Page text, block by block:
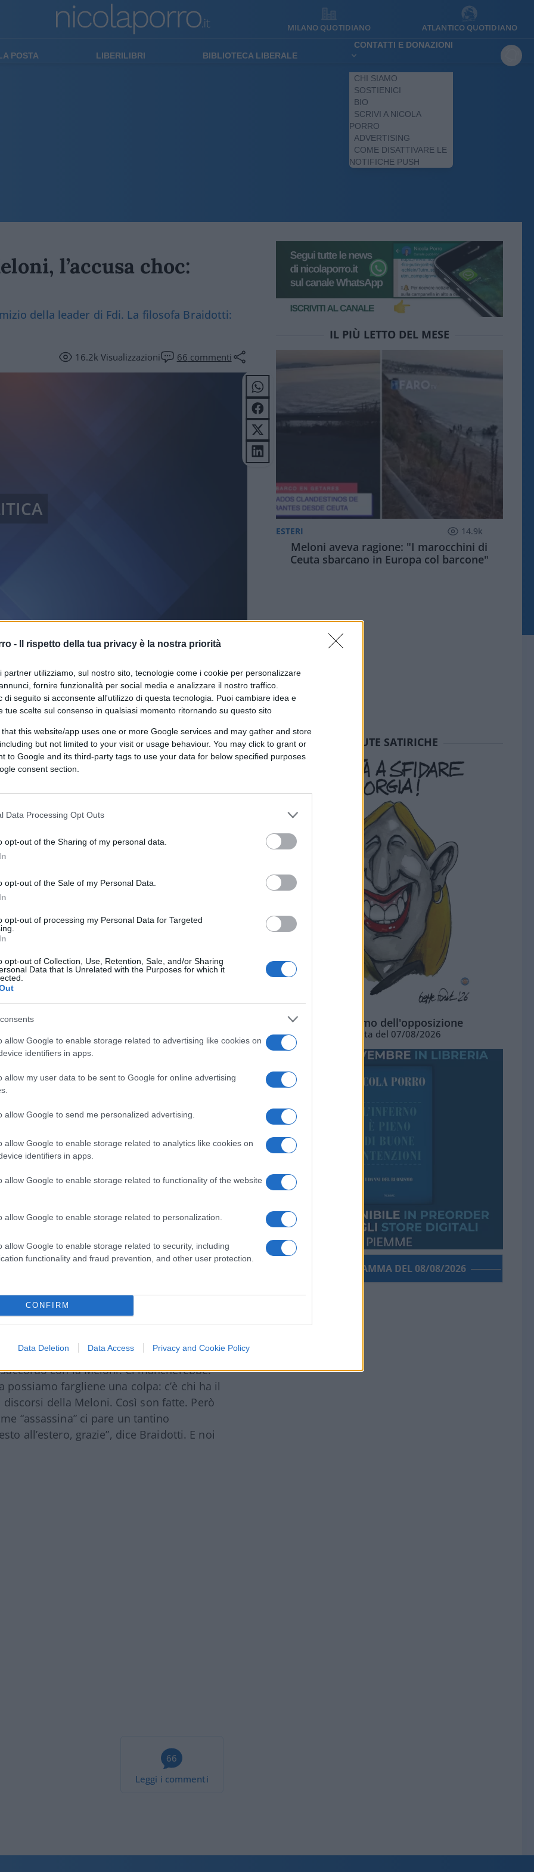
- Il rispetto della tua privacy è la nostra priorità
partner utilizziamo, sul nostro sito, tecnologie come i cookie per personalizzare
fornire funzionalità per social media e analizzare il nostro traffico.
di seguito si acconsente all'utilizzo di questa tecnologia. Puoi cambiare idea e
tue scelte sul consenso in qualsiasi momento ritornando su questo sito
that this website/app uses one or more Google services and may gather and store
but not limited to your visit or usage behaviour. You may click to grant or
to Google and its third-party tags to use your data for below specified purposes
consent section.
Data Processing Opt Outs
opt-out of the Sharing of my personal data.
opt-out of the Sale of my Personal Data.
opt-out of processing my Personal Data for Targeted
opt-out of Collection, Use, Retention, Sale, and/or Sharing
Data that Is Unrelated with the Purposes for which it
allow Google to enable storage related to advertising like cookies on
identifiers in apps.
allow my user data to be sent to Google for online advertising
allow Google to send me personalized advertising.
allow Google to enable storage related to analytics like cookies on
identifiers in apps.
allow Google to enable storage related to functionality of the website
allow Google to enable storage related to personalization.
allow Google to enable storage related to security, including
functionality and fraud prevention, and other user protection.
CONFIRM
Data Deletion Data Access Privacy and Cookie Policy
MILANO QUOTIDIANO ATLANTICO QUOTIDIANO
POSTA LIBERILIBRI BIBLIOTECA LIBERALE
CONTATTI E DONAZIONI
CHI SIAMO
SOSTIENICI
BIO
SCRIVI A NICOLA
PORRO
ADVERTISING
COME DISATTIVARE LE
NOTIFICHE PUSH
l’accusa choc:
della leader di Fdi. La filosofa Braidotti:
16.2kVisualizzazioni 66 commenti
su Google CLICCA QUI
ritorno dello spettro “onda
voltaFratelli d’Italia(o in passato la Lega)
di sinistra considera adeguati:
“ricacciarla nelle fogne”, come erano
in altre epoche alternavano simili
qui sopra (se ve la siete persa)
Dopo aver ascoltato il legittimo
(niente di drammatico: no alla lobby
confini; e via dicendo), Braidotti se ne è
per questa “furia scatenata” (alla
Patria e famiglia” (manco fosse una
violento – ha detto Braidotti – contro
e migranti. Un tono di una aggressività
la leader di Fdi “ricalca come tono la
Kirill e Dugin, che rivendicano pure
loro discorsi si “ricongiungono” con un
(e poco importa se Giorgia è una
stampo assolutamente assassino“.
con la Meloni. Ci mancherebbe.
fargliene una colpa: c’è chi ha il
della Meloni. Così son fatte. Però
“assassina” ci pare un tantino
all’estero, grazie”, dice Braidotti. E noi
66
Leggi i commenti
IL PIÙ LETTO DEL MESE
ESTERI 14.9k
Meloni aveva ragione: "I marocchini di
Ceuta sbarcano in Europa col barcone"
SEDUTE SATIRICHE
L'ottimismo dell'opposizione
Vignetta del 07/08/2026
PORROGRAMMA DEL 08/08/2026